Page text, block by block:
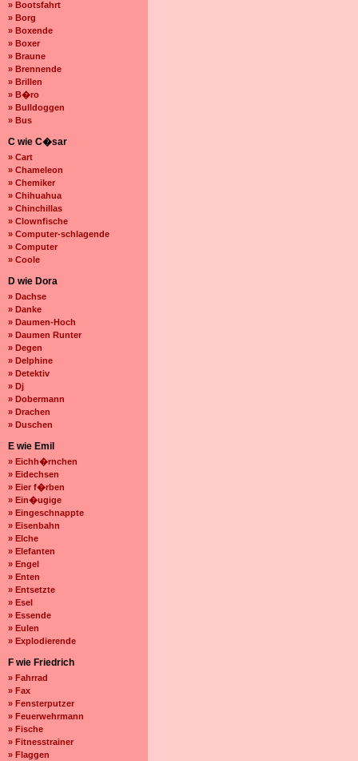
» Bootsfahrt
» Borg
» Boxende
» Boxer
» Braune
» Brennende
» Brillen
» B�ro
» Bulldoggen
» Bus
C wie C�sar
» Cart
» Chameleon
» Chemiker
» Chihuahua
» Chinchillas
» Clownfische
» Computer-schlagende
» Computer
» Coole
D wie Dora
» Dachse
» Danke
» Daumen-Hoch
» Daumen Runter
» Degen
» Delphine
» Detektiv
» Dj
» Dobermann
» Drachen
» Duschen
E wie Emil
» Eichh�rnchen
» Eidechsen
» Eier f�rben
» Ein�ugige
» Eingeschnappte
» Eisenbahn
» Elche
» Elefanten
» Engel
» Enten
» Entsetzte
» Esel
» Essende
» Eulen
» Explodierende
F wie Friedrich
» Fahrrad
» Fax
» Fensterputzer
» Feuerwehrmann
» Fische
» Fitnesstrainer
» Flaggen